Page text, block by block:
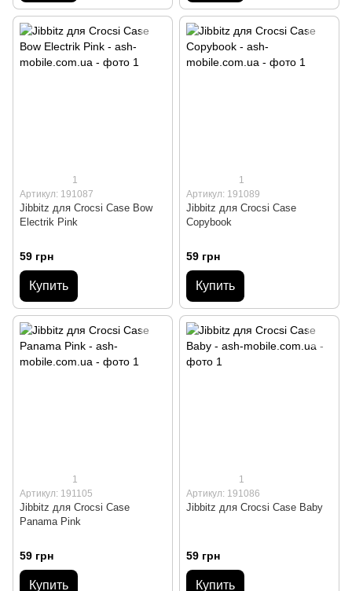
1
Артикул: 191087
Jibbitz для Crocsі Case Bow
Electrik Pink
59 грн
Купить
1
Артикул: 191089
Jibbitz для Crocsі Case
Copybook
59 грн
Купить
1
Артикул: 191105
Jibbitz для Crocsі Case
Panama Pink
59 грн
Купить
1
Артикул: 191086
Jibbitz для Crocsі Case Baby
59 грн
Купить